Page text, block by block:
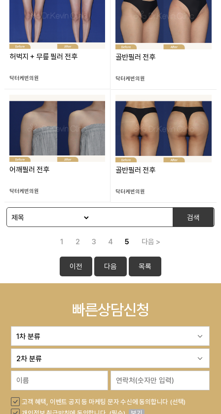
허벅지 + 무릎 필러 전후
닥터케빈의원
골반필러 전후
닥터케빈의원
어깨필러 전후
닥터케빈의원
골반필러 전후
닥터케빈의원
검색
1 2 3 4 5 다음 >
이전 다음 목록
빠른상담신청
고객 혜택, 이벤트 공지 등 마케팅 문자 수신에 동의합니다 (선택)